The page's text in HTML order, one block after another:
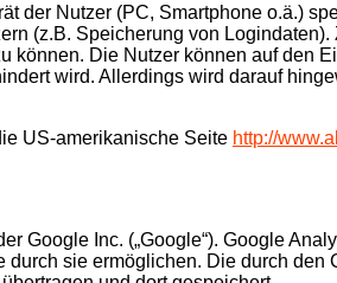
der Nutzer (PC, Smartphone o.ä.)
(z.B. Speicherung von
Die Nutzer können auf den
wird. Allerdings wird darauf
US-amerikanische Seite http://
Google Inc. („Google“). Google
sie ermöglichen. Die durch